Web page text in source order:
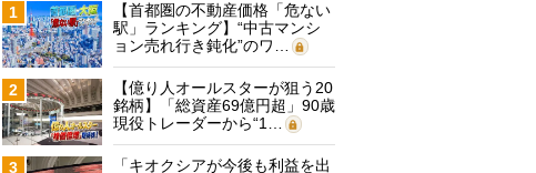
1
【首都圏の不動産価格「危ない
駅」ランキング】“中古マンシ
ョン売れ行き鈍化”のワ…
2
【億り人オールスターが狙う20
銘柄】「総資産69億円超」90歳
現役トレーダーから“1…
3
「キオクシアが今後も利益を出